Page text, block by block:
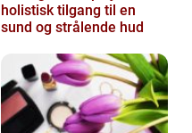
holistisk tilgang til en
sund og strålende hud